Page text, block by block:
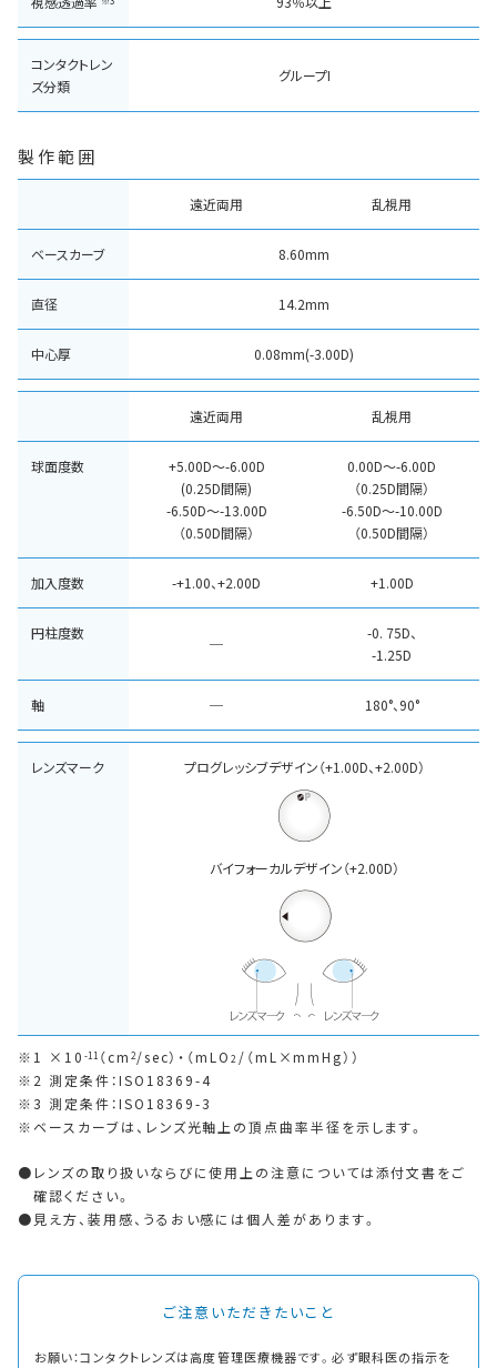
コンタクトレン
ズ分類
グループI
製作範囲
遠近両用 乱視用
ベースカーブ 8.60mm
直径 14.2mm
中心厚 0.08mm(-3.00D)
遠近両用 乱視用
球面度数
+5.00D～-6.00D
(0.25D間隔)
-6.50D～-13.00D
（0.50D間隔）
0.00D～-6.00D
（0.25D間隔）
-6.50D～-10.00D
（0.50D間隔）
加入度数 -+1.00、+2.00D +1.00D
円柱度数
─
-0. 75D、
-1.25D
軸 ─ 180°、90°
レンズマーク プログレッシブデザイン（+1.00D、+2.00D）
バイフォーカルデザイン（+2.00D）
1 ×10 -11 （cm 2/sec）・（mLO 2 /（mL×mmHg））
2 測定条件：ISO18369-4
3 測定条件：ISO18369-3
ベースカーブは、レンズ光軸上の頂点曲率半径を示します。
レンズの取り扱いならびに使用上の注意については添付文書をご
確認ください。
見え方、装用感、うるおい感には個人差があります。
ご注意いただきたいこと
お願い：コンタクトレンズは高度管理医療機器です。必ず眼科医の指示を